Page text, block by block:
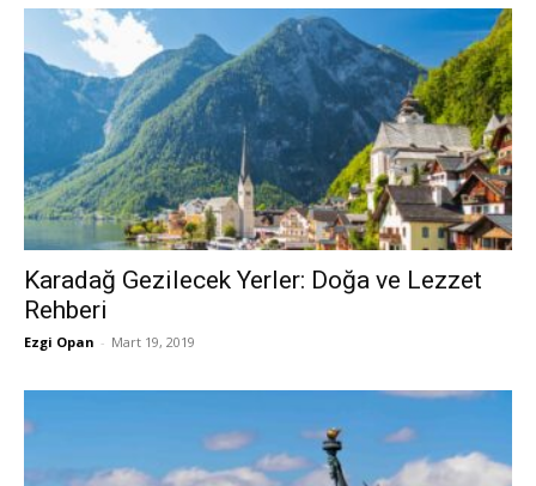
Karadağ Gezilecek Yerler: Doğa ve Lezzet
Rehberi
Ezgi Opan - Mart 19, 2019